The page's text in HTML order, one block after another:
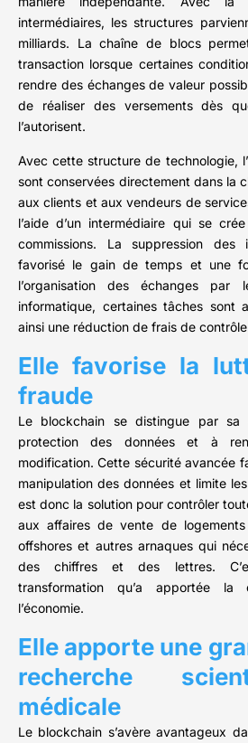
intermédiaires, les structures
milliards. La chaîne de blocs
transaction lorsque certaines
rendre des échanges de valeur
de réaliser des versements dès
l’autorisent.
Avec cette structure de technologie,
sont conservées directement dans la
aux clients et aux vendeurs de
l’aide d’un intermédiaire qui se
commissions. La suppression des
favorisé le gain de temps et une
l’organisation des échanges
informatique, certaines tâches sont
ainsi une réduction de frais de
Elle favorise la
fraude
Le blockchain se distingue par sa
protection des données et à
modification. Cette sécurité avancée
manipulation des données et limite
est donc la solution pour contrôler
aux affaires de vente de
offshores et autres arnaques qui
des chiffres et des lettres.
transformation qu’a apportée
l’économie.
Elle apporte une
recherche
médicale
Le blockchain s’avère avantageux